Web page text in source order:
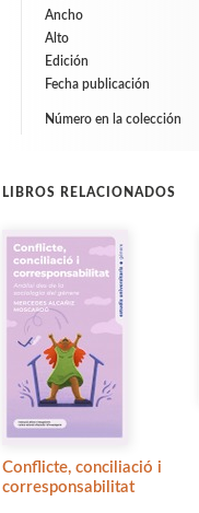
Ancho
Alto
Edición
Fecha publicación
Número en la colección
LIBROS RELACIONADOS
Conflicte, conciliació i
corresponsabilitat